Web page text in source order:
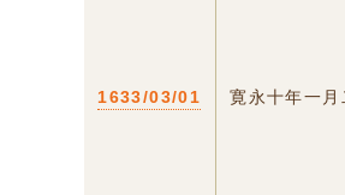
1633/03/01 寛永十年一月